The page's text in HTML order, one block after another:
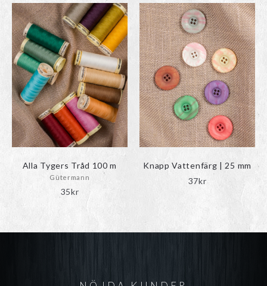
till
25kr
Alla Tygers Tråd 100 m
Gütermann
35kr
Knapp Vattenfärg | 25 mm
37kr
Den
här
produkten
har
flera
varianter.
De
olika
alternativen
kan
väljas
på
produktsidan